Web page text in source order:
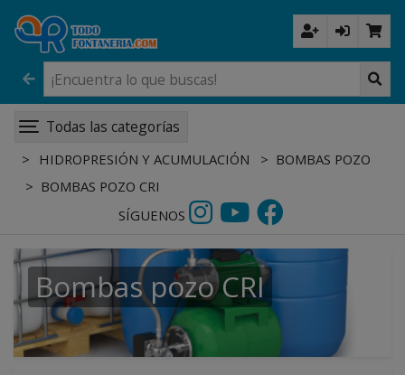
Todas las categorías
HIDROPRESIÓN Y ACUMULACIÓN
BOMBAS POZO
BOMBAS POZO CRI
SÍGUENOS
Bombas pozo CRI